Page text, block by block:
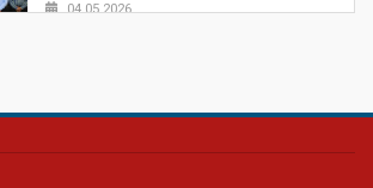
04.05.2026
Confira como foi o culto mensal